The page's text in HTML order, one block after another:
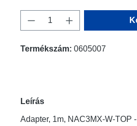
Termékmennyiség:
Termékszám: 0605007
Leírás
Adapter, 1m, NAC3MX-W-TOP